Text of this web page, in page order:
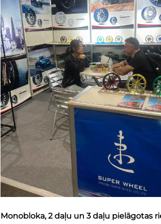
Monobloka, 2 daļu un 3 daļu pielāgotas